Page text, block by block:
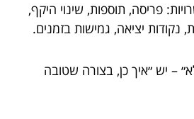
פריסה, תוספות, שינוי היקף,
נקודות יציאה, גמישות בזמנים.
– יש ״איך כן, בצורה שטובה